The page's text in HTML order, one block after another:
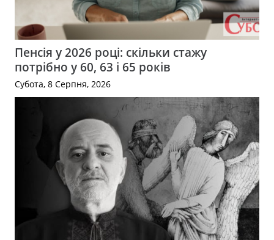
Пенсія у 2026 році: скільки стажу
потрібно у 60, 63 і 65 років
Субота, 8 Серпня, 2026